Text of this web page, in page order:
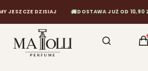
🚚DOSTAWA JUŻ OD 10,90 ZŁ 🎁
Otwórz
Szukaj